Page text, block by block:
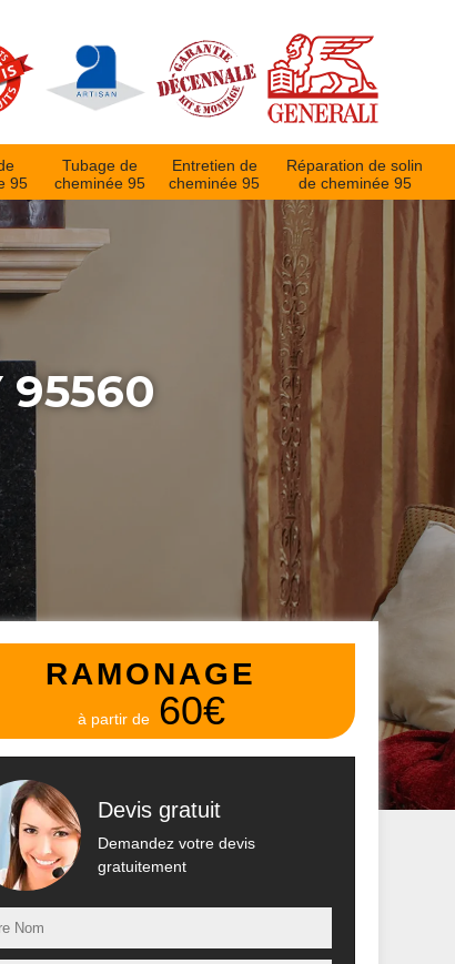
95
Tubage de
cheminée 95
Entretien de
cheminée 95
Réparation de solin
de cheminée 95
95560
RAMONAGE
à partir de 60€
Devis gratuit
Demandez votre devis
gratuitement